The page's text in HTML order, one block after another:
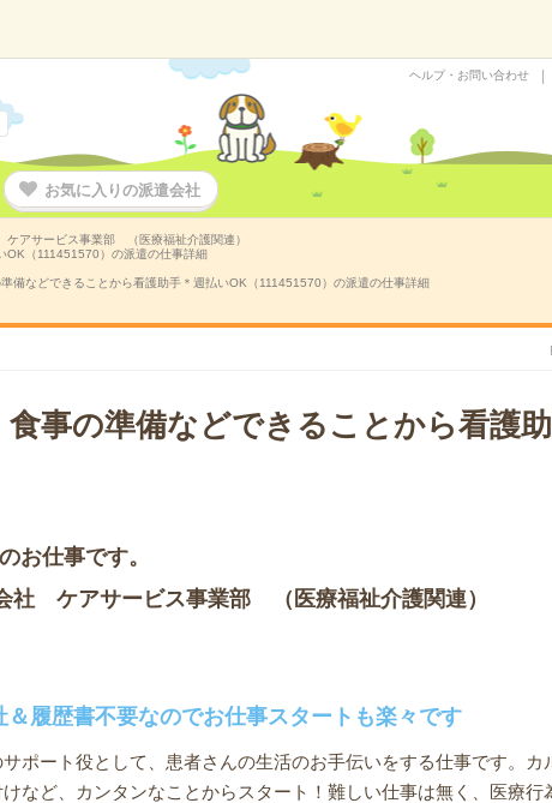
ヘルプ・お問い合わせ
お気に入りの派遣会社
アサービス事業部 （医療福祉介護関連）
OK（111451570）の派遣の仕事詳細
備などできることから看護助手＊週払いOK（111451570）の派遣の仕事詳細
食事の準備などできることから看護
仕事です。
社 ケアサービス事業部 （医療福祉介護関連）
履歴書不要なのでお仕事スタートも楽々です
ポート役として、患者さんの生活のお手伝いをする仕事です。カ
など、カンタンなことからスタート！難しい仕事は無く、医療行